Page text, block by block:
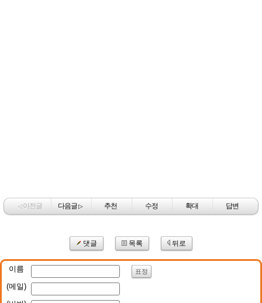
◁이전글 다음글▷ 추천 수정 확대 답변
댓글 목록 뒤로
이름 표정
(메일)